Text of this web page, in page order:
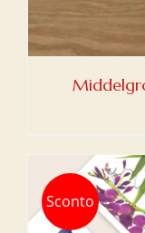
Sconto